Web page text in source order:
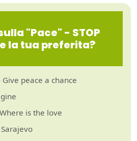
"Pace" - STOP
la tua preferita?
peace a chance
is the love